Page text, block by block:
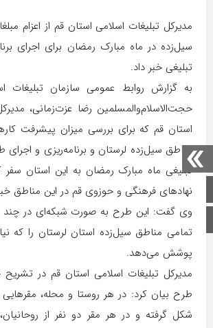
صفحه اصلی
اینستاگرام
مدیرکل تبلیغات اسلامی استان قم از اعزام
سیل‌زده در ماه مبارک رمضان برای اجرای
تبلیغی خبر داد.
به گزارش روابط عمومی سازمان تبلیغات
حجت‌الاسلام‌والمسلمین رضا عزت‌زمانی،
استان قم که برای بررسی میزان پیشرفت
مناطق سیل‌زده لرستان و برنامه‌ریزی و
تبلیغی ماه مبارک رمضان به این استان سفر
نهادهای فرهنگی و حوزوی قم در این مناطق
وی گفت: این طرح به صورت شبکه‌ای در چند
تمامی مناطق سیل‌زده استان لرستان را که
پوشش می‌دهد.
مدیرکل تبلیغات اسلامی استان قم در تشریح
طرح بیان کرد: در هر روستا و محله،
شکل گرفته و در هر مقر دو نفر از